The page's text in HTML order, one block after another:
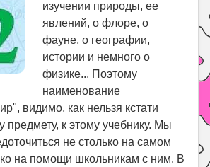
изучении природы, ее
явлений, о флоре, о
фауне, о географии,
истории и немного о
физике... Поэтому
наименование
видимо, как нельзя кстати
предмету, к этому учебнику. Мы
не столько на самом
на помощи школьникам с ним. В